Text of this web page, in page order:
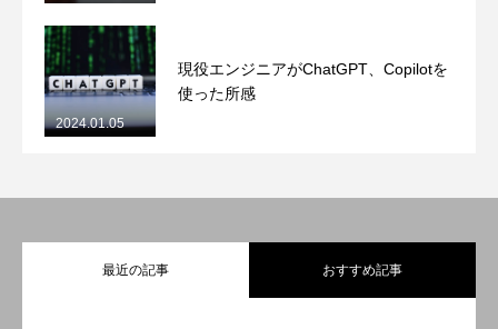
現役エンジニアがChatGPT、Copilotを
使った所感
2024.01.05
最近の記事 おすすめ記事